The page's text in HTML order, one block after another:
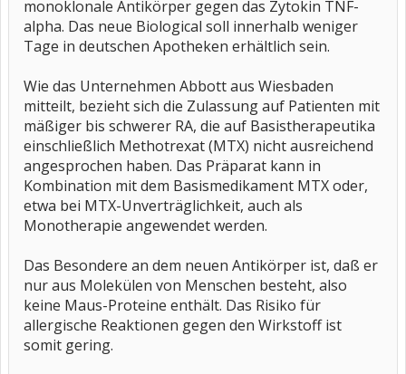
monoklonale Antikörper gegen das Zytokin TNF-
alpha. Das neue Biological soll innerhalb weniger
Tage in deutschen Apotheken erhältlich sein.
Wie das Unternehmen Abbott aus Wiesbaden
mitteilt, bezieht sich die Zulassung auf Patienten mit
mäßiger bis schwerer RA, die auf Basistherapeutika
einschließlich Methotrexat (MTX) nicht ausreichend
angesprochen haben. Das Präparat kann in
Kombination mit dem Basismedikament MTX oder,
etwa bei MTX-Unverträglichkeit, auch als
Monotherapie angewendet werden.
Das Besondere an dem neuen Antikörper ist, daß er
nur aus Molekülen von Menschen besteht, also
keine Maus-Proteine enthält. Das Risiko für
allergische Reaktionen gegen den Wirkstoff ist
somit gering.